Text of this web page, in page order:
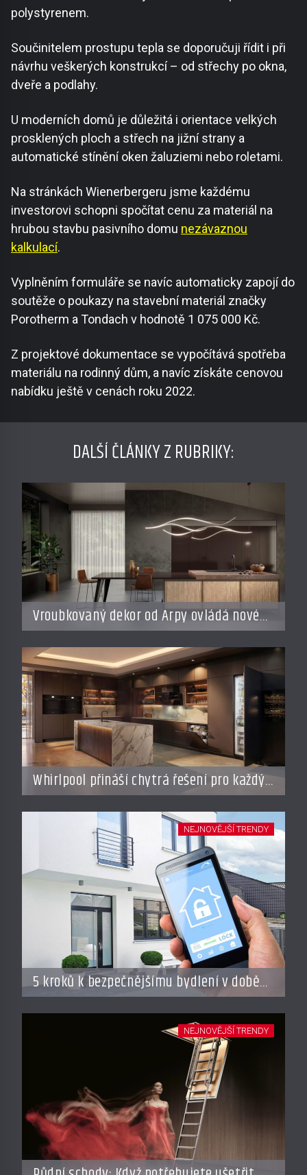
polystyrenem.
Součinitelem prostupu tepla se doporučuji řídit i při
návrhu veškerých konstrukcí – od střechy po okna,
dveře a podlahy.
U moderních domů je důležitá i orientace velkých
prosklených ploch a střech na jižní strany a
automatické stínění oken žaluziemi nebo roletami.
Na stránkách Wienerbergeru jsme každému
investorovi schopni spočítat cenu za materiál na
hrubou stavbu pasivního domu nezávaznou
kalkulací.
Vyplněním formuláře se navíc automaticky zapojí do
soutěže o poukazy na stavební materiál značky
Porotherm a Tondach v hodnotě 1 075 000 Kč.
Z projektové dokumentace se vypočítává spotřeba
materiálu na rodinný dům, a navíc získáte cenovou
nabídku ještě v cenách roku 2022.
DALŠÍ ČLÁNKY Z RUBRIKY:
Vroubkovaný dekor od Arpy ovládá nové
interiéry
Whirlpool přináší chytrá řešení pro každý
styl vaření
5 kroků k bezpečnějšímu bydlení v době
dovolené
NEJNOVĚJŠÍ TRENDY
NEJNOVĚJŠÍ TRENDY